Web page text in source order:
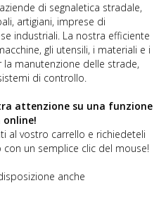
di segnaletica stradale,
artigiani, imprese di
industriali. La nostra efficiente
gli utensili, i materiali e i
manutenzione delle strade,
di controllo.
attenzione su una funzione
al vostro carrello e richiedeteli
un semplice clic del mouse!
anche